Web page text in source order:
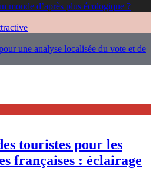
monde d’après plus écologique ?
une analyse localisée du vote et de
touristes pour les
françaises : éclairage